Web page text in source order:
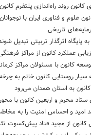
کانون روند راه‌اندازی پلتفرم
علوم و فناوری ایران با
تاریخی
به پایگاه اثرگذار تربیتی تبدیل
عملکرد کانون از مراکز
کانون با مسئولان مراکز
سیار روستایی کانون خاتم به
کانون به استان همدان می‌رود
ستاد محرم و اربعین کانون با
امید و احساس امنیت را به
کانون از مجید قناد پیش‌کسوت